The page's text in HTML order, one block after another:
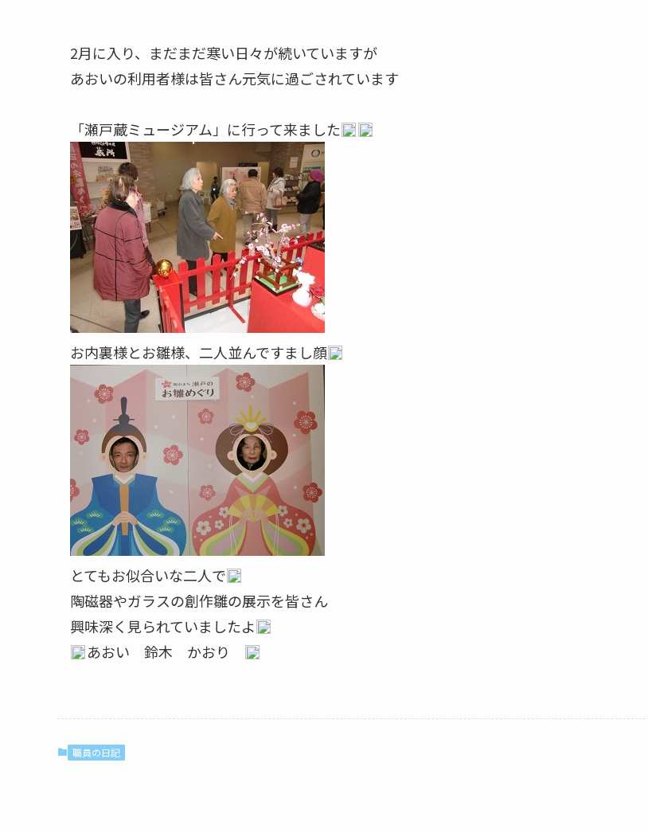
2月に入り、まだまだ寒い日々が続いていますが
あおいの利用者様は皆さん元気に過ごされています
「瀬戸蔵ミュージアム」に行って来ました
お内裏様とお雛様、二人並んですまし顔
とてもお似合いな二人で
陶磁器やガラスの創作雛の展示を皆さん
興味深く見られていましたよ
あおい 鈴木 かおり
職員の日記